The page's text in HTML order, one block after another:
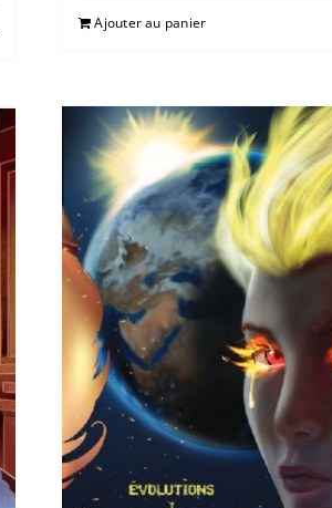
Ajouter au panier